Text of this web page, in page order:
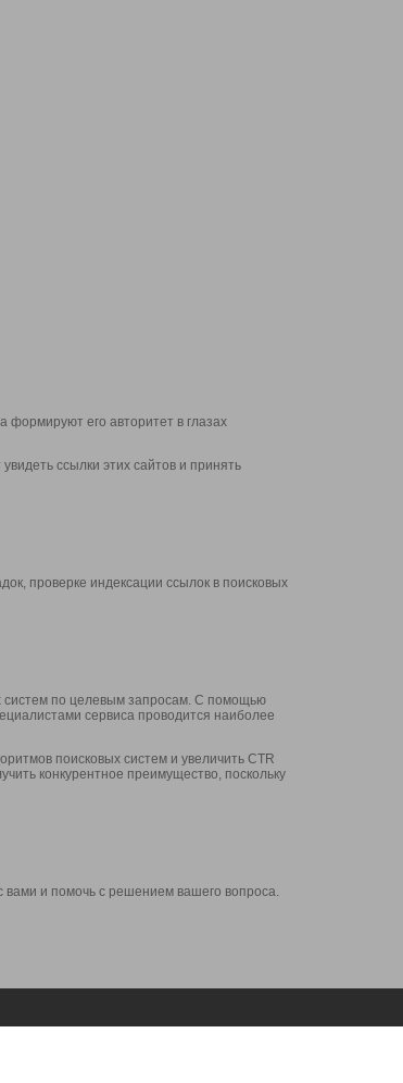
его авторитет в глазах
ссылки этих сайтов и принять
проверке индексации ссылок в поисковых
систем по целевым запросам. С помощью
сервиса проводится наиболее
поисковых систем и увеличить CTR
конкурентное преимущество, поскольку
вами и помочь с решением вашего вопроса.